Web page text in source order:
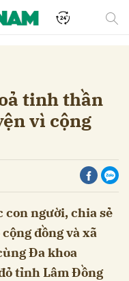
tinh thần
vì cộng
con người, chia sẻ
đồng và xã
Đa khoa
tỉnh Lâm Đồng